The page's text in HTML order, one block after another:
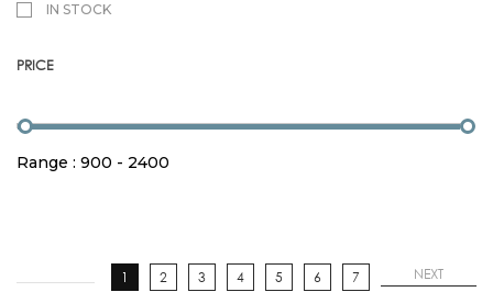
IN STOCK
PRICE
Range : 900 - 2400
1 2 3 4 5 6 7 NEXT